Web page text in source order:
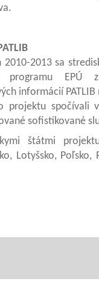
2010-2013 sa
programu EPÚ
informácií
projektu spočívali
sofistikované
štátmi
Lotyšsko, Poľsko,